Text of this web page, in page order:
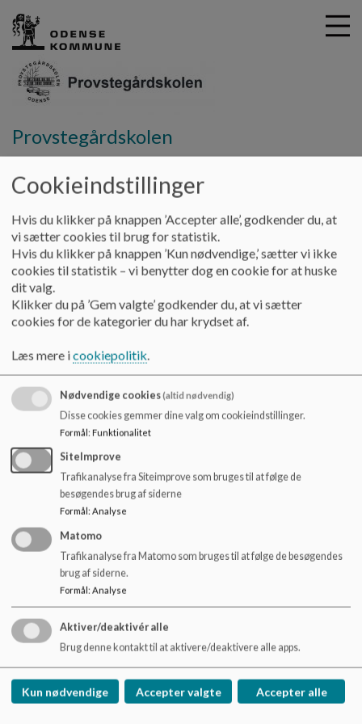
Provstegårdskolen
SFO Kontakt til SFO afdelinger
Kontakt til SFO afdelinger
Kontakt:
Provstegårdskolens skoleleder:
Annemette Hovmand Petersen,
telefon 6155 8214, e-mail: ahpet@odense.dk
Provstegårdskolens hovednummer: 63751900
Telefonnumre til de forskellige afdelinger:
Morgen SFO: 2036 9260
Forårs-SFO: 2037 9262
SFO 2036 9260
Klubben 3. + 4. kl.(SFO2): 6136 2206
Provstegårdskolen
Middelfartvej 180, 5200 Odense V
provstegaardskolen.buf@odense.dk
Tlf. 63751900
Cookieindstillinger
Hvis du klikker på knappen ’Accepter alle’, godkender du, at
vi sætter cookies til brug for statistik.
Hvis du klikker på knappen ’Kun nødvendige,’ sætter vi ikke
cookies til statistik – vi benytter dog en cookie for at huske
dit valg.
Klikker du på ’Gem valgte’ godkender du, at vi sætter
cookies for de kategorier du har krydset af.
Læs mere icookiepolitik.
Nødvendige cookies(altid nødvendig)
Disse cookies gemmer dine valg om cookieindstillinger.
Formål: Funktionalitet
SiteImprove
Trafikanalyse fra Siteimprove som bruges til at følge de
besøgendes brug af siderne
Formål : Analyse
Matomo
Trafikanalyse fra Matomo som bruges til at følge de besøgendes
brug af siderne.
Formål: Analyse
Aktiver/deaktivér alle
Brug denne kontakt til at aktivere/deaktivere alle apps.
Kun nødvendige Accepter valgte Accepter alle